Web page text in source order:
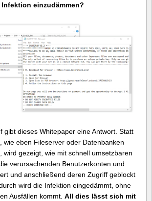
Infektion einzudämmen?
gibt dieses Whitepaper eine Antwort. Statt
wie eben Fileserver oder Datenbanken
wird gezeigt, wie mit schnell umsetzbaren
verursachenden Benutzerkonten und
und anschließend deren Zugriff geblockt
wird die Infektion eingedämmt, ohne
Ausfällen kommt. All dies lässt sich mit